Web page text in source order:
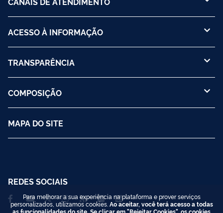
ACESSO À INFORMAÇÃO
TRANSPARÊNCIA
COMPOSIÇÃO
MAPA DO SITE
REDES SOCIAIS
Para melhorar a sua experiência na plataforma e prover serviços
personalizados, utilizamos cookies. Ao aceitar, você terá acesso a todas
as funcionalidades do site. Se clicar em "Rejeitar Cookies", os cookies